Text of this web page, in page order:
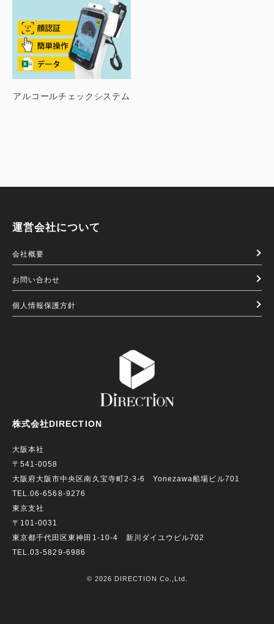
アルコールチェックシステム
株式会社DIRECTION
大阪本社
〒541-0058
大阪府大阪市中央区南久宝寺町2-3-6 Yonezawa船場ビル701
TEL.06-6568-9276
東京支社
〒101-0031
東京都千代田区東神田1-10-4 新川ダイユウビル702
TEL.03-5829-6986
運営会社について
会社概要
お問い合わせ
個人情報保護方針
© 2026 DIRECTION Co.,Ltd.